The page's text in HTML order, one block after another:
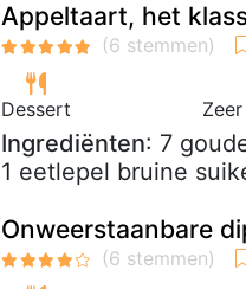
Appeltaart, het
Dessert
Ingrediënten: 7
1 eetlepel bruine
Onweerstaanbare